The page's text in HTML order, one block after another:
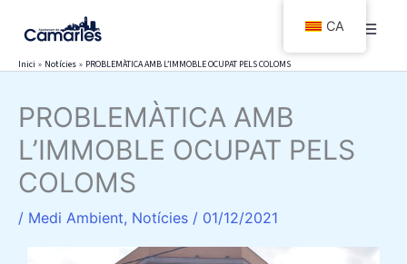
contingut
Inici Notícies PROBLEMÀTICA AMB L’IMMOBLE OCUPAT PELS COLOMS
PROBLEMÀTICA AMB
L’IMMOBLE OCUPAT PELS
COLOMS
/ Medi Ambient, Notícies / 01/12/2021
CA